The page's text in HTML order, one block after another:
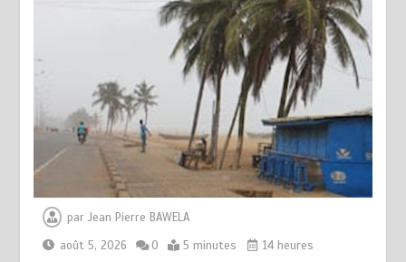
parJean Pierre BAWELA
août 5, 2026
0 5 minutes 14 heures